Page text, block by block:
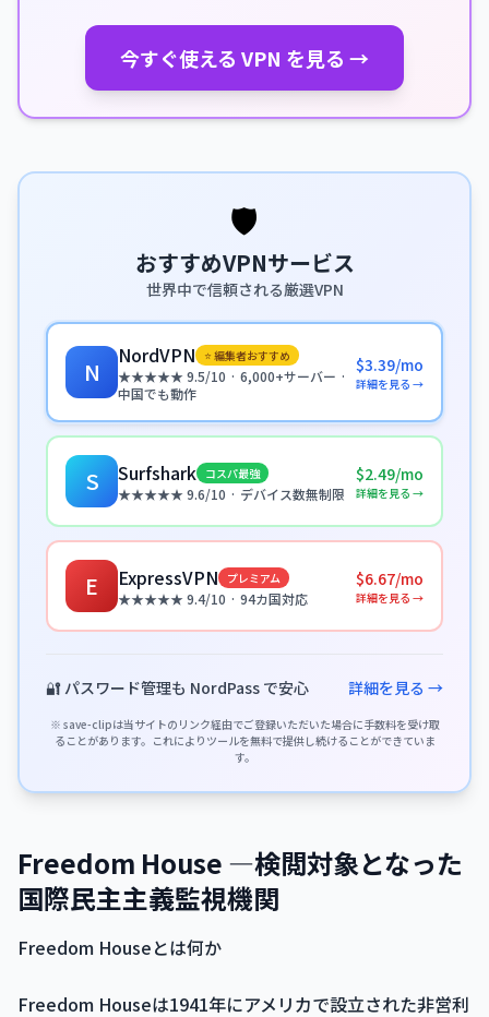
今すぐ使える VPN を見る →
🛡️
おすすめVPNサービス
世界中で信頼される厳選VPN
N
NordVPN ⭐ 編集者おすすめ
★★★★★ 9.5/10 · 6,000+サーバー ·
中国でも動作
$3.39/mo
詳細を見る →
S Surfshark コスパ最強
★★★★★ 9.6/10 · デバイス数無制限
$2.49/mo
詳細を見る →
E ExpressVPN プレミアム
★★★★★ 9.4/10 · 94カ国対応
$6.67/mo
詳細を見る →
🔐 パスワード管理も NordPass で安心 詳細を見る →
※ save-clipは当サイトのリンク経由でご登録いただいた場合に手数料を受け取
ることがあります。これによりツールを無料で提供し続けることができていま
す。
Freedom House —検閲対象となった
国際民主主義監視機関
Freedom Houseとは何か
Freedom Houseは1941年にアメリカで設立された非営利